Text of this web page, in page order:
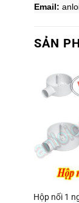
Email:
SẢN
Hộp nối 1